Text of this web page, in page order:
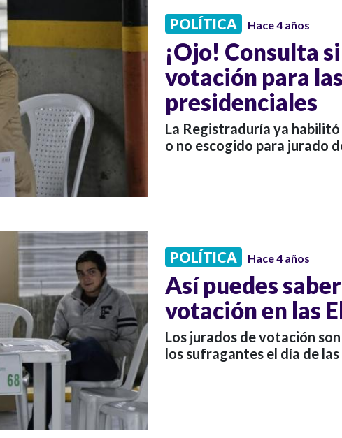
POLÍTICA Hace 4 años
¡Ojo! Consulta
votación para
presidenciales
La Registraduría ya
o no escogido para jurado
POLÍTICA Hace 4 años
Así puedes
votación en las
Los jurados de votación
los sufragantes el día de